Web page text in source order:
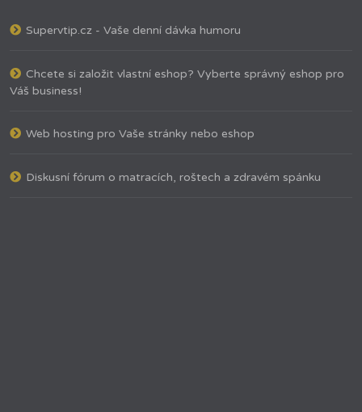
Supervtip.cz - Vaše denní dávka humoru
Chcete si založit vlastní eshop? Vyberte správný eshop pro
Váš business!
Web hosting pro Vaše stránky nebo eshop
Diskusní fórum o matracích, roštech a zdravém spánku